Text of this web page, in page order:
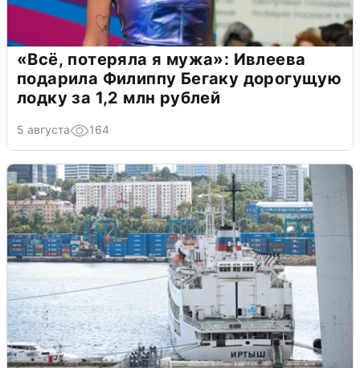
«Всё, потеряла я мужа»: Ивлеева
подарила Филиппу Бегаку дорогущую
лодку за 1,2 млн рублей
5 августа 164